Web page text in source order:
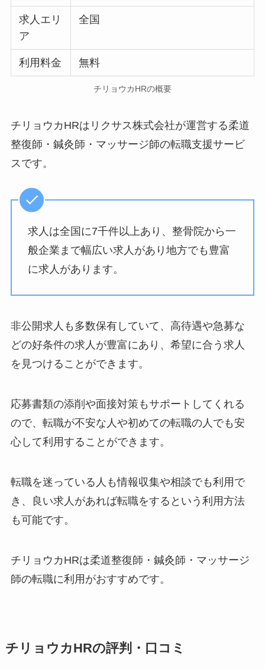
求人エリ
ア
全国
利用料金 無料
チリョウカHRの概要
チリョウカHRはリクサス株式会社が運営する柔道
整復師・鍼灸師・マッサージ師の転職支援サービ
スです。
求人は全国に7千件以上あり、整骨院から一
般企業まで幅広い求人があり地方でも豊富
に求人があります。
非公開求人も多数保有していて、高待遇や急募な
どの好条件の求人が豊富にあり、希望に合う求人
を見つけることができます。
応募書類の添削や面接対策もサポートしてくれる
ので、転職が不安な人や初めての転職の人でも安
心して利用することができます。
転職を迷っている人も情報収集や相談でも利用で
き、良い求人があれば転職をするという利用方法
も可能です。
チリョウカHRは柔道整復師・鍼灸師・マッサージ
師の転職に利用がおすすめです。
チリョウカHRの評判・口コミ